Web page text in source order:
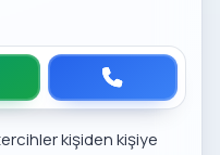
kişiden kişiye